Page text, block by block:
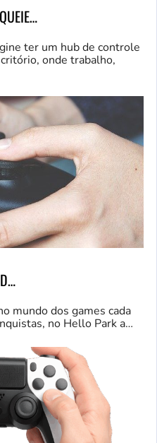
ter um hub de controle
onde trabalho,
mundo dos games cada
no Hello Park a…